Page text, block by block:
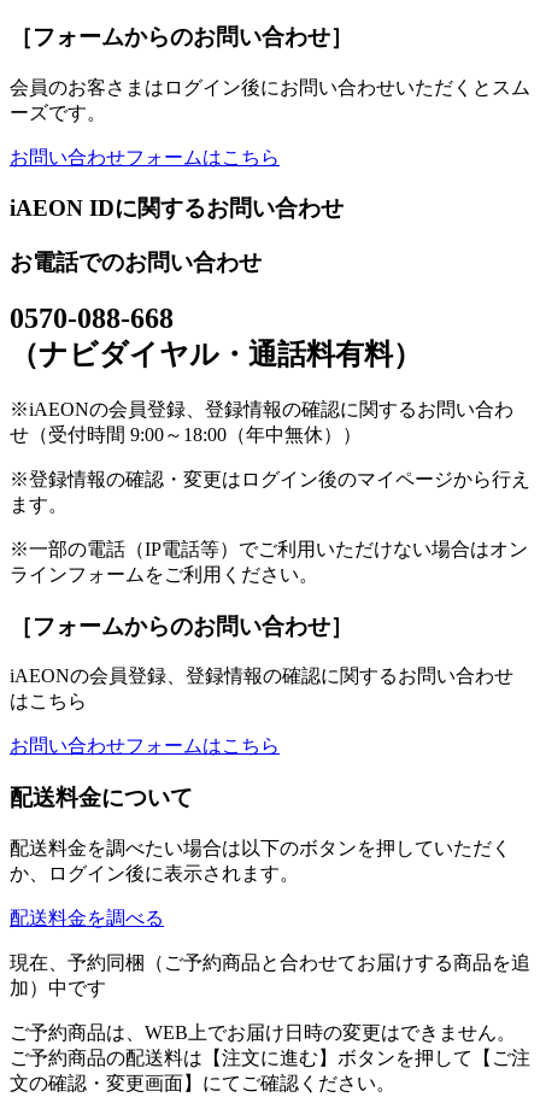
［フォームからのお問い合わせ］
会員のお客さまはログイン後にお問い合わせいただくとスム
ーズです。
お問い合わせフォームはこちら
iAEON IDに関するお問い合わせ
お電話でのお問い合わせ
0570-088-668
（ナビダイヤル・通話料有料）
※iAEONの会員登録、登録情報の確認に関するお問い合わ
せ（受付時間 9:00～18:00（年中無休））
※登録情報の確認・変更はログイン後のマイページから行え
ます。
※一部の電話（IP電話等）でご利用いただけない場合はオン
ラインフォームをご利用ください。
［フォームからのお問い合わせ］
iAEONの会員登録、登録情報の確認に関するお問い合わせ
はこちら
お問い合わせフォームはこちら
配送料金について
配送料金を調べたい場合は以下のボタンを押していただく
か、ログイン後に表示されます。
配送料金を調べる
現在、予約同梱（ご予約商品と合わせてお届けする商品を追
加）中です
ご予約商品は、WEB上でお届け日時の変更はできません。
ご予約商品の配送料は【注文に進む】ボタンを押して【ご注
文の確認・変更画面】にてご確認ください。